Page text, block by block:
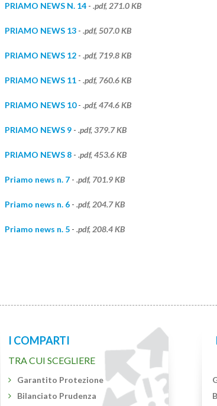
PRIAMO NEWS N. 14 - .pdf, 271.0 KB
PRIAMO NEWS 13 - .pdf, 507.0 KB
PRIAMO NEWS 12 - .pdf, 719.8 KB
PRIAMO NEWS 11 - .pdf, 760.6 KB
PRIAMO NEWS 10- .pdf, 474.6 KB
PRIAMO NEWS 9 - .pdf, 379.7 KB
PRIAMO NEWS 8 - .pdf, 453.6 KB
Priamo news n. 7 - .pdf, 701.9 KB
Priamo news n. 6 - .pdf, 204.7 KB
Priamo news n. 5 - .pdf, 208.4 KB
I COMPARTI
TRA CUI SCEGLIERE
Garantito Protezione
Bilanciato Prudenza